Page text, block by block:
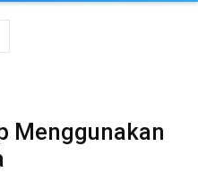
Menggunakan